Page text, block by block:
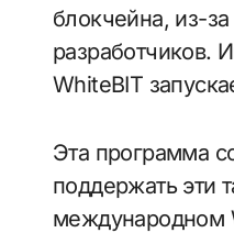
блокчейна, из-
разработчиков.
WhiteBIT
Эта программа
поддержать эти
международном